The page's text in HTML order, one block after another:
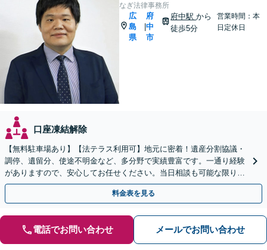
なぎ法律事務所
広
島
県
府
中
市
府中駅から
徒歩5分
営業時間：本
日定休日
口座凍結解除
【無料駐車場あり】【法テラス利用可】地元に密着！遺産分割協議・
調停、遺留分、使途不明金など、多分野で実績豊富です。一通り経験
がありますので、安心してお任せください。当日相談も可能な限り対
応します。悩まずお早めにご相談ください【出張相談対応】
料金表を見る
電話でお問い合わせ メールでお問い合わせ